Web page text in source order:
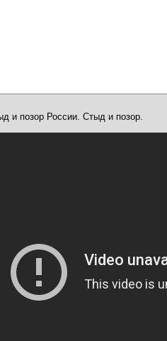
и позор России. Стыд и позор.